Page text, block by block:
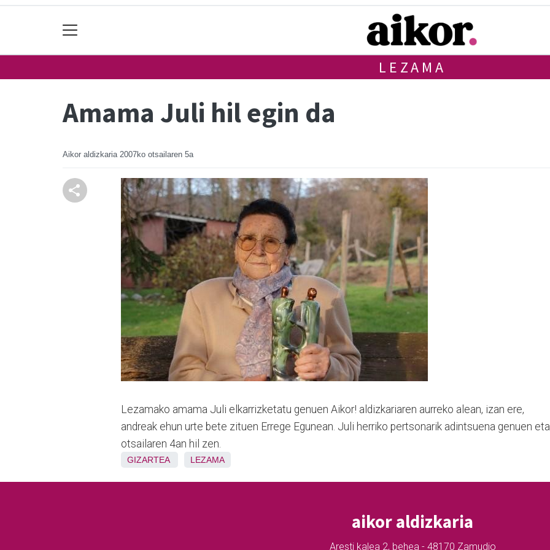
LEZAMA
Amama Juli hil egin da
Aikor aldizkaria 2007ko otsailaren 5a
Lezamako amama Juli elkarrizketatu genuen Aikor! aldizkariaren aurreko alean, izan ere,
andreak ehun urte bete zituen Errege Egunean. Juli herriko pertsonarik adintsuena genuen eta
otsailaren 4an hil zen.
GIZARTEA LEZAMA
aikor aldizkaria
Aresti kalea 2, behea - 48170 Zamudio